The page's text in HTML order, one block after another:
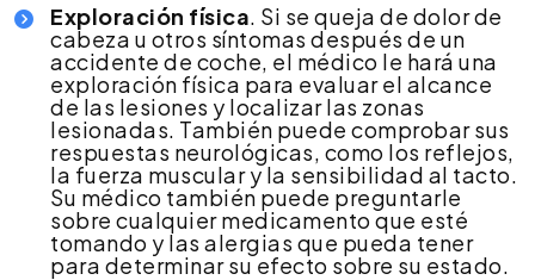
Exploración física. Si se queja de dolor de
cabeza u otros síntomas después de un
accidente de coche, el médico le hará una
exploración física para evaluar el alcance
de las lesiones y localizar las zonas
lesionadas. También puede comprobar sus
respuestas neurológicas, como los reflejos,
la fuerza muscular y la sensibilidad al tacto.
Su médico también puede preguntarle
sobre cualquier medicamento que esté
tomando y las alergias que pueda tener
para determinar su efecto sobre su estado.